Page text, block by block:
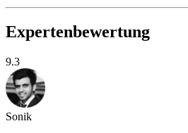
Expertenbewertung
9.3
Sonik